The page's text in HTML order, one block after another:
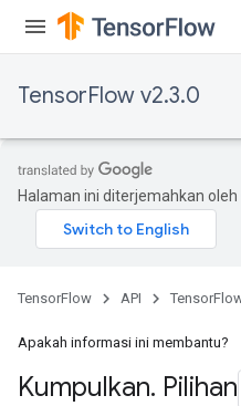
TensorFlow v2.3.0
Halaman ini diterjemahkan oleh
TensorFlow API
Apakah informasi ini membantu?
Kumpulkan. Pilihan